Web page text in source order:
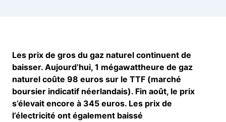
Les prix de gros du gaz naturel continuent de
baisser. Aujourd’hui, 1 mégawattheure de gaz
naturel coûte 98 euros sur le TTF (marché
boursier indicatif néerlandais). Fin août, le prix
s’élevait encore à 345 euros. Les prix de
l’électricité ont également baissé